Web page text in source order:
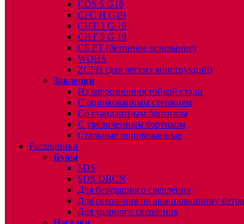
CDS 5 G16
CFC H G19
CHT 3 G 19
CHT 5 G 19
CS FT (бетонное основание)
WDHS
ZCFH (для легких конструкций)
Заклепки
Из коррозионностойкой стали
С оцинкованным стержнем
Со стандартным бортиком
С увеличенным бортиком
Стальные оцинкованные
Расходники
Буры
SDS
SDS DBCN
Для безударного сверления
Для сверления по армированному
Для ударного сверления